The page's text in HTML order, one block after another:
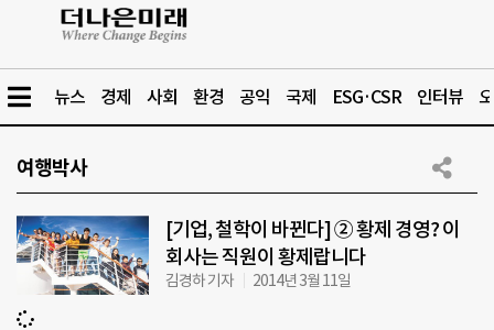
뉴스 경제 사회 환경 공익 국제 ESG·CSR 인터뷰
여행박사
[기업, 철학이 바뀐다] ② 황제 경영? 이
회사는 직원이 황제랍니다
김경하 기자 2014년 3월 11일